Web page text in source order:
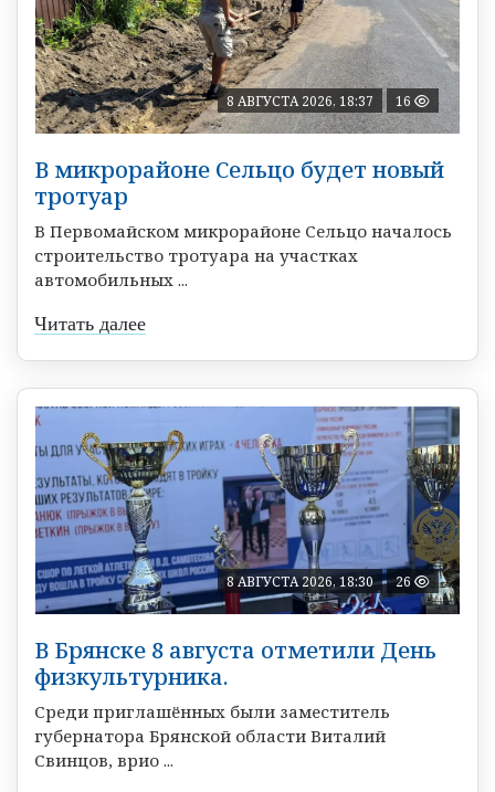
8 АВГУСТА 2026, 18:37 16
В микрорайоне Сельцо будет новый
тротуар
В Первомайском микрорайоне Сельцо началось
строительство тротуара на участках
автомобильных ...
Читать далее
8 АВГУСТА 2026, 18:30 26
В Брянске 8 августа отметили День
физкультурника.
Среди приглашённых были заместитель
губернатора Брянской области Виталий
Свинцов, врио ...